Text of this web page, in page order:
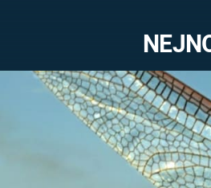
STAROVĚKÝ EGYPT
Výročí